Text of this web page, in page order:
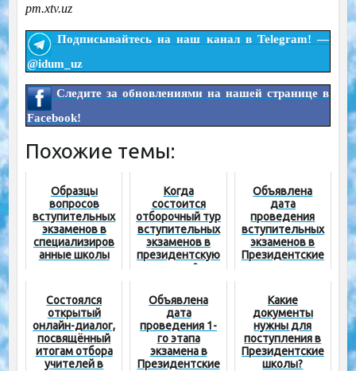
pm.xtv.uz
Подписывайтесь на наш канал в Telegram! —
@idum_uz
Следите за обновлениями на нашей странице в
Facebook!
Похожие темы:
Образцы
вопросов
вступительных
экзаменов в
специализиров
анные школы
Когда
состоится
отборочный тур
вступительных
экзаменов в
президентскую
школу?
Объявлена
дата
проведения
вступительных
экзаменов в
Президентские
Состоялся
открытый
онлайн-диалог,
посвящённый
итогам отбора
учителей в
Объявлена
дата
проведения 1-
го этапа
экзамена в
Президентские
Какие
документы
нужны для
поступления в
Президентские
школы?